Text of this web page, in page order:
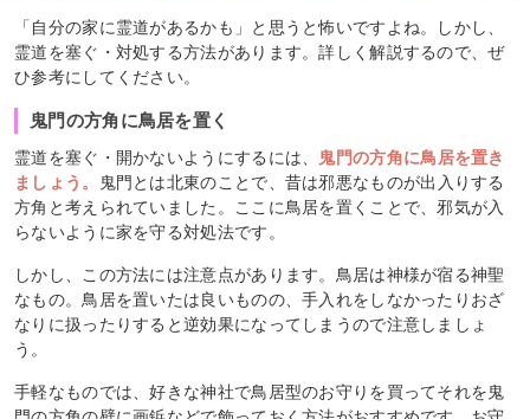
「自分の家に霊道があるかも」と思うと怖いですよね。しかし、
霊道を塞ぐ・対処する方法があります。詳しく解説するので、ぜ
ひ参考にしてください。
鬼門の方角に鳥居を置く
霊道を塞ぐ・開かないようにするには、 鬼門の方角に鳥居を置き
ましょう。
鬼門とは北東のことで、昔は邪悪なものが出入りする
方角と考えられていました。ここに鳥居を置くことで、邪気が入
らないように家を守る対処法です。
しかし、この方法には注意点があります。鳥居は神様が宿る神聖
なもの。鳥居を置いたは良いものの、手入れをしなかったりおざ
なりに扱ったりすると逆効果になってしまうので注意しましょ
う。
手軽なものでは、好きな神社で鳥居型のお守りを買ってそれを鬼